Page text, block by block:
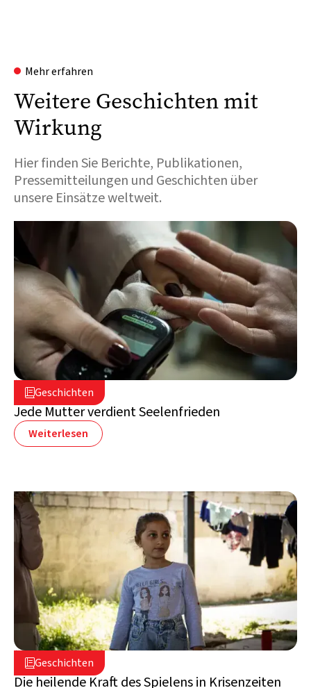
Mehr erfahren
Weitere Geschichten mit
Wirkung
Hier finden Sie Berichte, Publikationen,
Pressemitteilungen und Geschichten über
unsere Einsätze weltweit.
Geschichten
5. August 2026
Libanon
Jede Mutter verdient Seelenfrieden
Weiterlesen
Geschichten
16. Juli 2026
Libanon
Die heilende Kraft des Spielens in Krisenzeiten